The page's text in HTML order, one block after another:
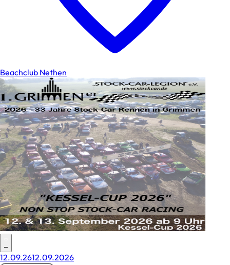
Beachclub Nethen
–
12.09.2612.09.2026